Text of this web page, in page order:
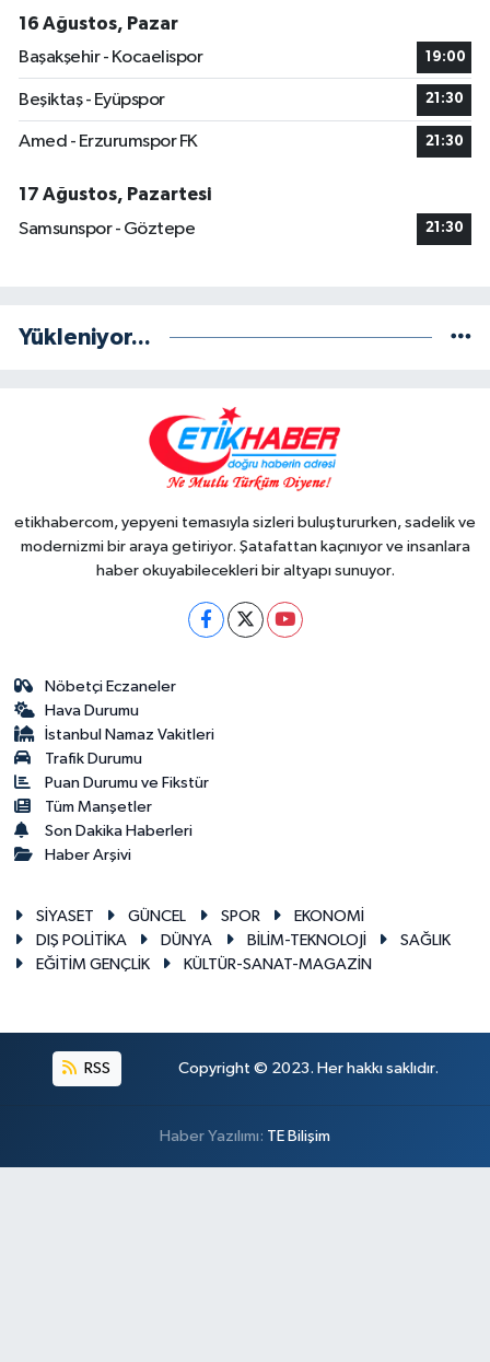
16 Ağustos, Pazar
Başakşehir - Kocaelispor
19:00
Beşiktaş - Eyüpspor 21:30
Amed - Erzurumspor FK 21:30
17 Ağustos, Pazartesi
Samsunspor - Göztepe
21:30
Yükleniyor...
etikhabercom, yepyeni temasıyla sizleri buluştururken, sadelik ve
modernizmi bir araya getiriyor. Şatafattan kaçınıyor ve insanlara
haber okuyabilecekleri bir altyapı sunuyor.
Nöbetçi Eczaneler
Hava Durumu
İstanbul Namaz Vakitleri
Trafik Durumu
Puan Durumu ve Fikstür
Tüm Manşetler
Son Dakika Haberleri
Haber Arşivi
SİYASET GÜNCEL SPOR
EKONOMİ
DIŞ POLİTİKA
DÜNYA BİLİM-TEKNOLOJİ
SAĞLIK
EĞİTİM GENÇLİK
KÜLTÜR-SANAT-MAGAZİN
RSS Copyright © 2023. Her hakkı saklıdır.
Haber Yazılımı: TE Bilişim